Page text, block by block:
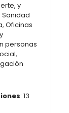
y
Oficinas
personas
: 13